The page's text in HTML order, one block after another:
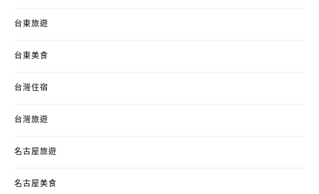
台東旅遊
台東美食
台灣住宿
台灣旅遊
名古屋旅遊
名古屋美食